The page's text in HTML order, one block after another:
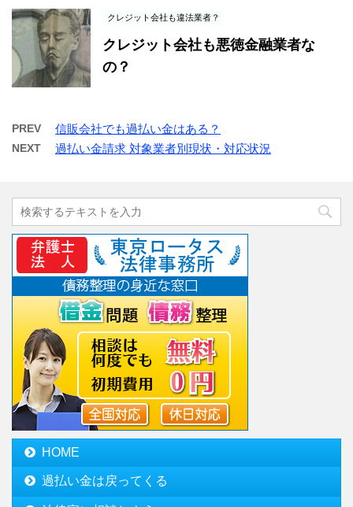
クレジット会社も違法業者？
クレジット会社も悪徳金融業者な
の？
PREV 信販会社でも過払い金はある？
NEXT 過払い金請求 対象業者別現状・対応状況
HOME
過払い金は戻ってくる